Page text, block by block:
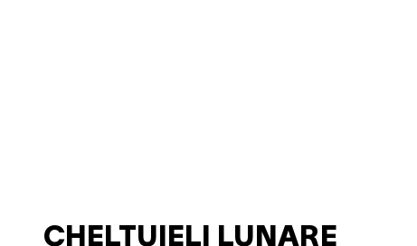
CHELTUIELI LUNARE